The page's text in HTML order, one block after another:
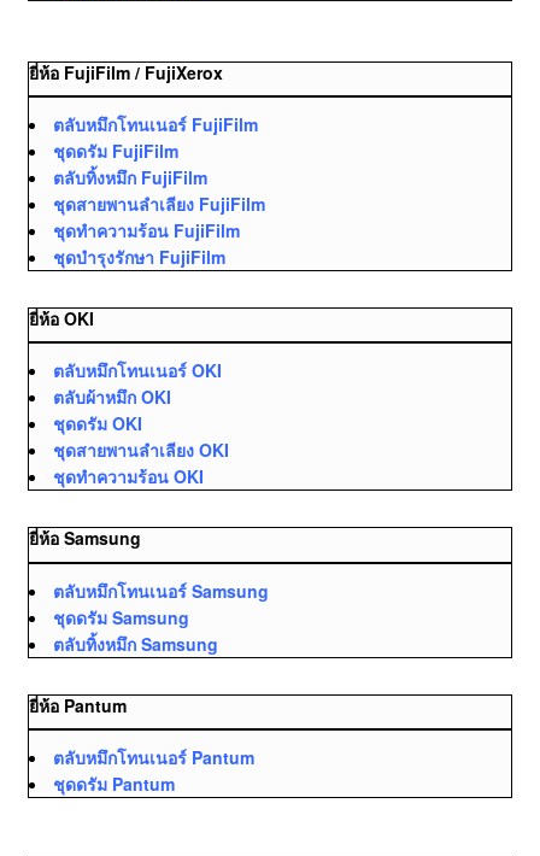
ยี่ห้อ FujiFilm / FujiXerox
ตลับหมึกโทนเนอร์ FujiFilm
ชุดดรัม FujiFilm
ตลับทิ้งหมึก FujiFilm
ชุดสายพานลำเลียง FujiFilm
ชุดทำความร้อน FujiFilm
ชุดบำรุงรักษา FujiFilm
ยี่ห้อ OKI
ตลับหมึกโทนเนอร์ OKI
ตลับผ้าหมึก OKI
ชุดดรัม OKI
ชุดสายพานลำเลียง OKI
ชุดทำความร้อน OKI
ยี่ห้อ Samsung
ตลับหมึกโทนเนอร์ Samsung
ชุดดรัม Samsung
ตลับทิ้งหมึก Samsung
ยี่ห้อ Pantum
ตลับหมึกโทนเนอร์ Pantum
ชุดดรัม Pantum